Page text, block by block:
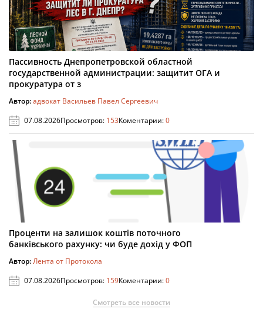
Пассивность Днепропетровской областной
государственной администрации: защитит ОГА и
прокуратура от з
Автор:адвокат Васильев Павел Сергеевич
07.08.2026Просмотров: 153Коментарии:0
Проценти на залишок коштів поточного
банківського рахунку: чи буде дохід у ФОП
Автор:Лента от Протокола
07.08.2026Просмотров: 159Коментарии:0
Смотреть все новости